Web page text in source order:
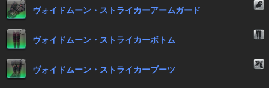
ヴォイドムーン・ストライカーアームガード
ヴォイドムーン・ストライカーボトム
ヴォイドムーン・ストライカーブーツ